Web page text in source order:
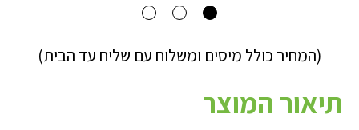
(המחיר כולל מיסים ומשלוח עם שליח עד הבית)
תיאור המוצר